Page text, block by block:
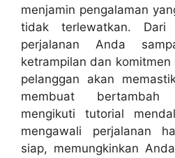
menjamin pengalaman
tidak terlewatkan.
perjalanan Anda
ketrampilan dan
pelanggan akan
membuat
mengikuti tutorial
mengawali perjalanan
siap, memungkinkan